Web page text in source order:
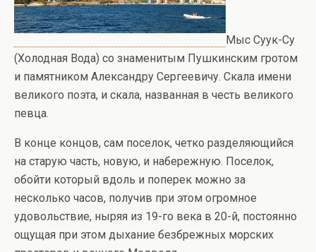
Мыс Суук-Су
(Холодная Вода) со знаменитым Пушкинским гротом
и памятником Александру Сергеевичу. Скала имени
великого поэта, и скала, названная в честь великого
певца.
В конце концов, сам поселок, четко разделяющийся
на старую часть, новую, и набережную. Поселок,
обойти который вдоль и поперек можно за
несколько часов, получив при этом огромное
удовольствие, ныряя из 19-го века в 20-й, постоянно
ощущая при этом дыхание безбрежных морских